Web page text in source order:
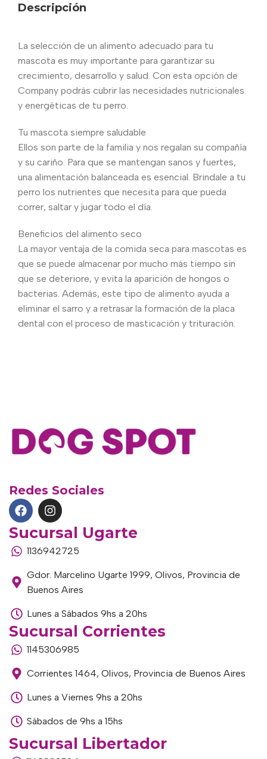
Descripción
La selección de un alimento adecuado para tu
mascota es muy importante para garantizar su
crecimiento, desarrollo y salud. Con esta opción de
Company podrás cubrir las necesidades nutricionales
y energéticas de tu perro.
Tu mascota siempre saludable
Ellos son parte de la familia y nos regalan su compañía
y su cariño. Para que se mantengan sanos y fuertes,
una alimentación balanceada es esencial. Brindale a tu
perro los nutrientes que necesita para que pueda
correr, saltar y jugar todo el día.
Beneficios del alimento seco
La mayor ventaja de la comida seca para mascotas es
que se puede almacenar por mucho más tiempo sin
que se deteriore, y evita la aparición de hongos o
bacterias. Además, este tipo de alimento ayuda a
eliminar el sarro y a retrasar la formación de la placa
dental con el proceso de masticación y trituración.
Redes Sociales
Sucursal Ugarte
1136942725
Gdor. Marcelino Ugarte 1999, Olivos, Provincia de
Buenos Aires
Lunes a Sábados 9hs a 20hs
Sucursal Corrientes
1145306985
Corrientes 1464, Olivos, Provincia de Buenos Aires
Lunes a Viernes 9hs a 20hs
Sábados de 9hs a 15hs
Sucursal Libertador